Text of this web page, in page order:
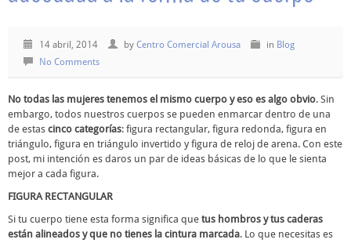
14 abril, 2014 by Centro Comercial Arousa in Blog
No Comments
No todas las mujeres tenemos el mismo cuerpo y eso es algo obvio. Sin
embargo, todos nuestros cuerpos se pueden enmarcar dentro de una
de estas cinco categorías: figura rectangular, figura redonda, figura en
triángulo, figura en triángulo invertido y figura de reloj de arena. Con este
post, mi intención es daros un par de ideas básicas de lo que le sienta
mejor a cada figura.
FIGURA RECTANGULAR
Si tu cuerpo tiene esta forma significa que tus hombros y tus caderas
están alineados y que no tienes la cintura marcada. Lo que necesitas es